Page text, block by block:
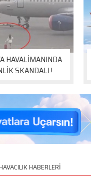
HAVALİMANINDA
SKANDALI !
HABERLERİ